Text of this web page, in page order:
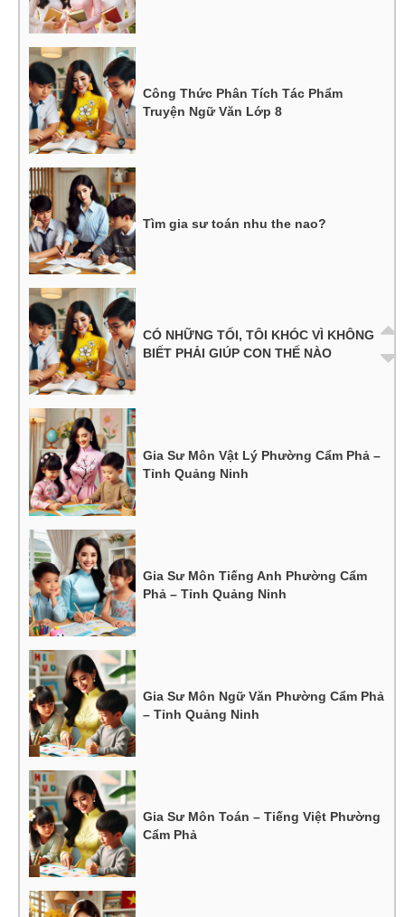
Công Thức Phân Tích Tác Phẩm
Truyện Ngữ Văn Lớp 8
Tìm gia sư toán nhu the nao?
CÓ NHỮNG TỐI, TÔI KHÓC VÌ KHÔNG
BIẾT PHẢI GIÚP CON THẾ NÀO
Gia Sư Môn Vật Lý Phường Cẩm Phả –
Tỉnh Quảng Ninh
Gia Sư Môn Tiếng Anh Phường Cẩm
Phả – Tỉnh Quảng Ninh
Gia Sư Môn Ngữ Văn Phường Cẩm Phả
– Tỉnh Quảng Ninh
Gia Sư Môn Toán – Tiếng Việt Phường
Cẩm Phả